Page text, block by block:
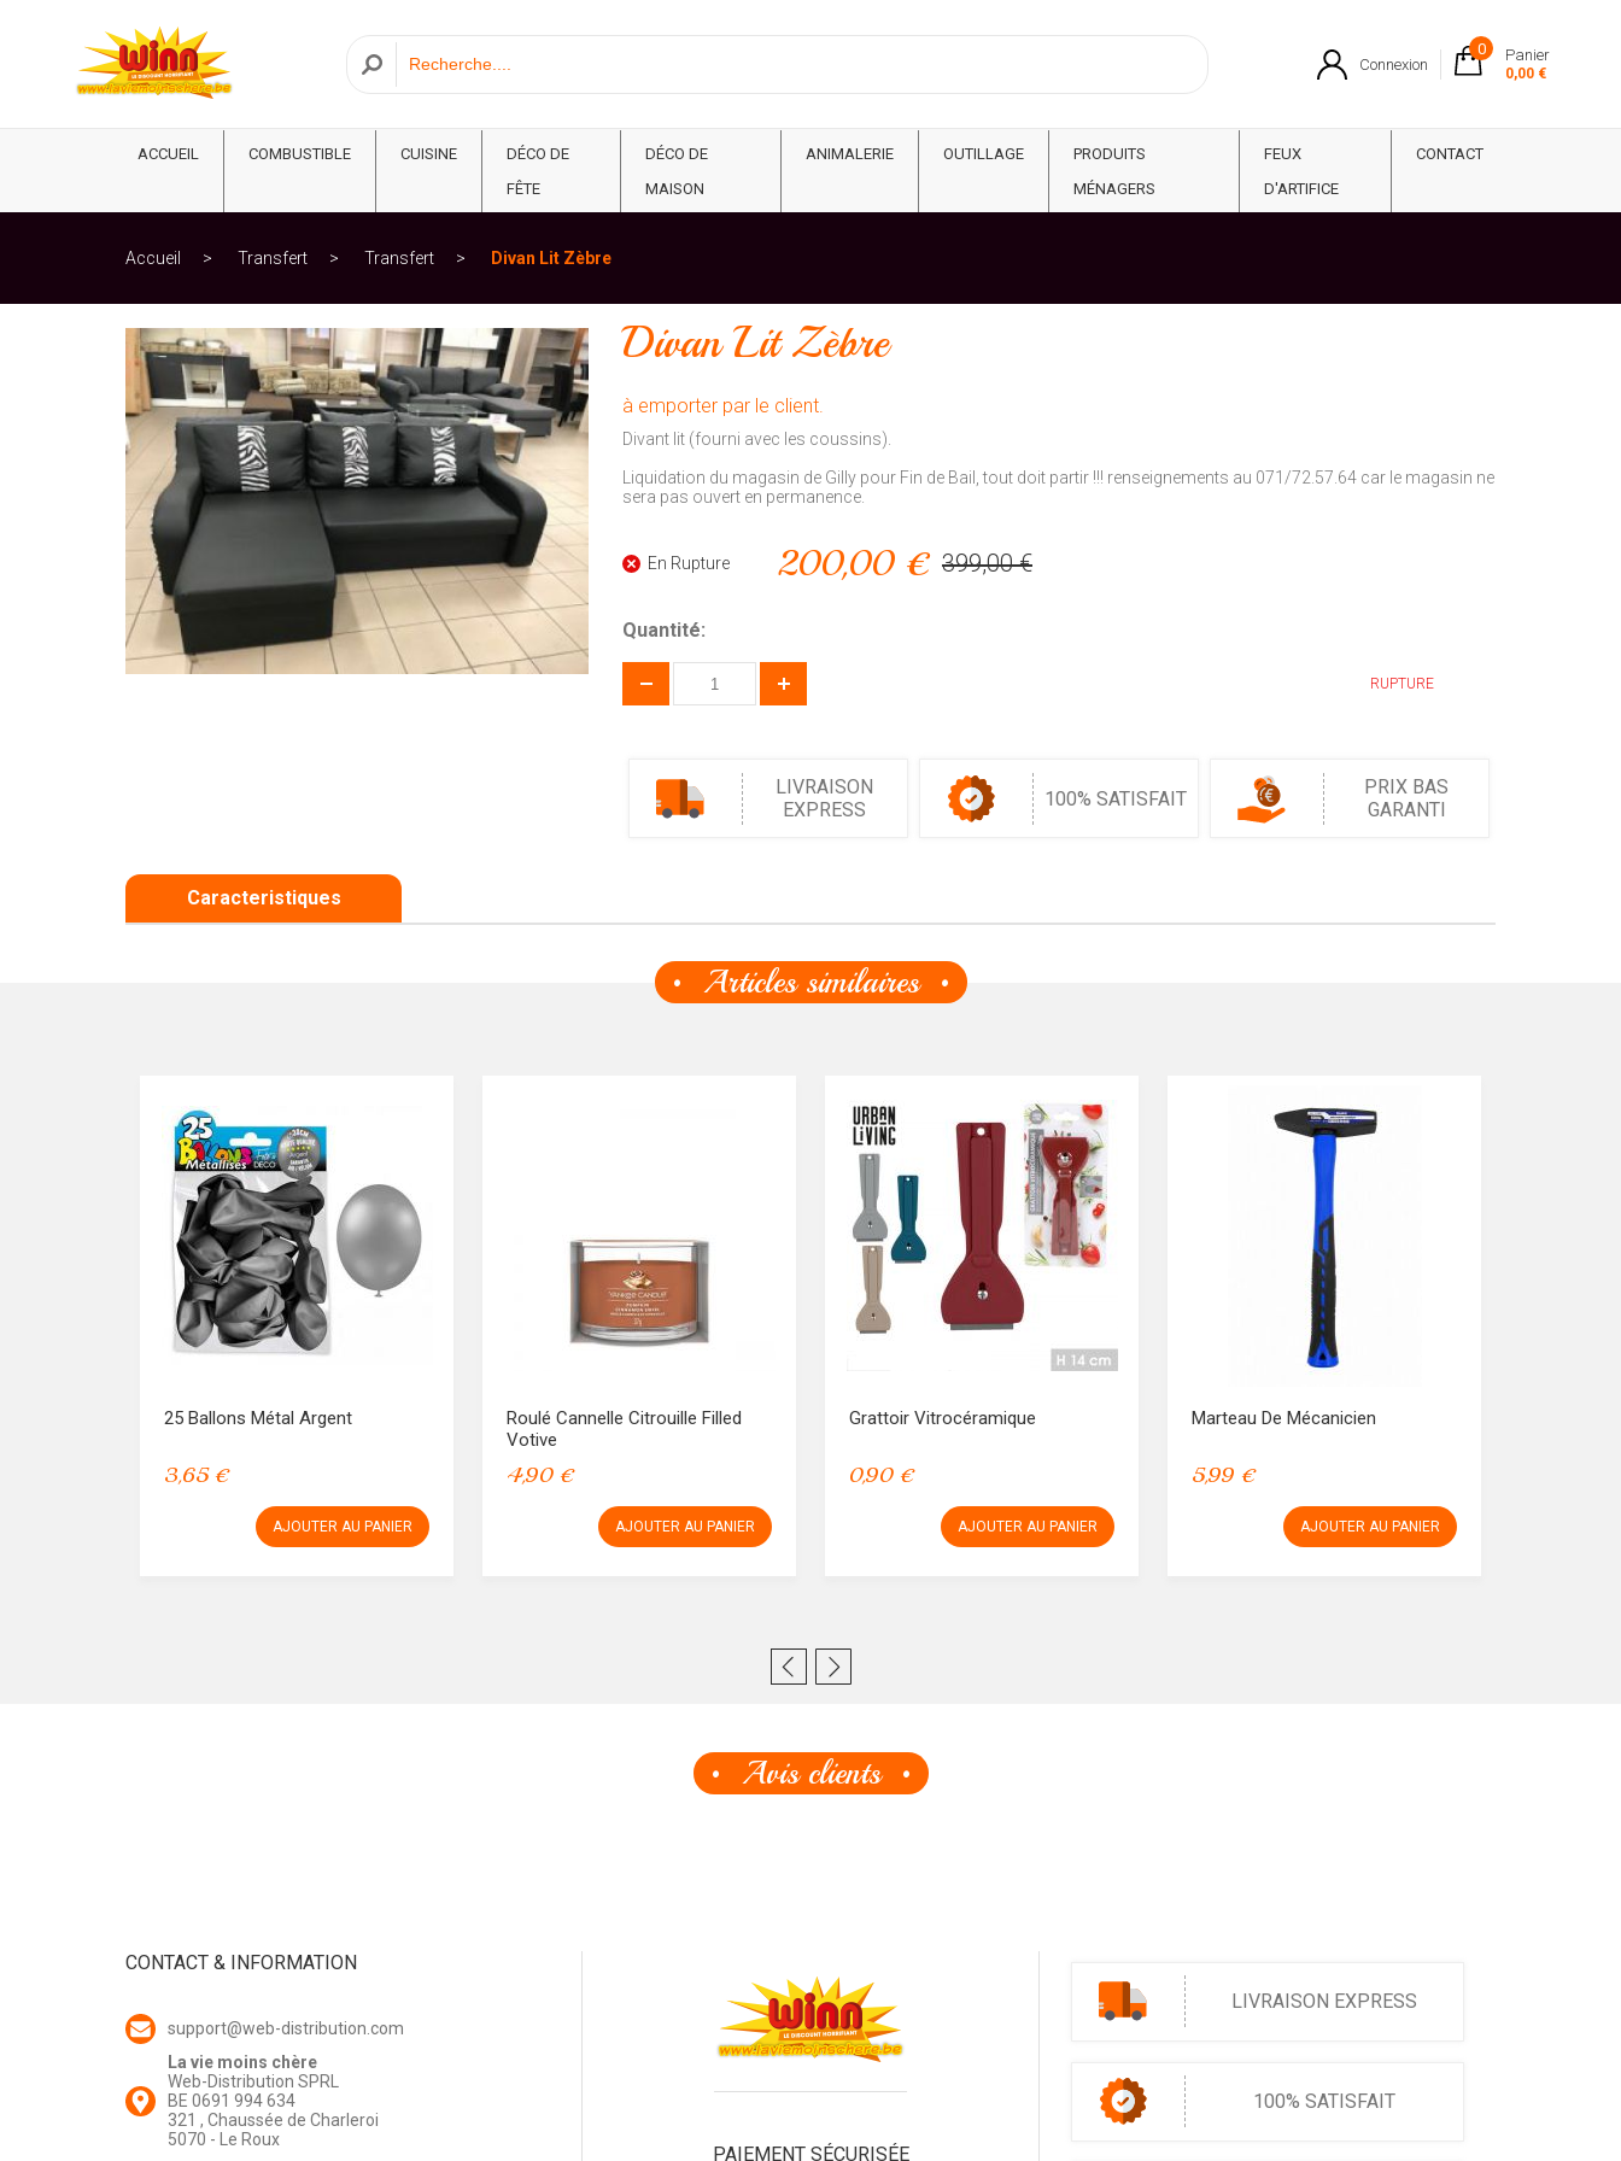
Connexion
0 Panier
0,00 €
ACCUEIL COMBUSTIBLE CUISINE
DÉCO DE
FÊTE
DÉCO DE
MAISON
ANIMALERIE OUTILLAGE
PRODUITS
MÉNAGERS
FEUX
D'ARTIFICE
CONTACT
Accueil Transfert Transfert Divan Lit Zèbre
Divan Lit Zèbre
à emporter par le client.
Divant lit (fourni avec les coussins).
Liquidation du magasin de Gilly pour Fin de Bail, tout doit partir !!! renseignements au 071/72.57.64 car le magasin ne
sera pas ouvert en permanence.
En Rupture 200,00 € 399,00 €
Quantité:
RUPTURE
LIVRAISON
EXPRESS
100% SATISFAIT
PRIX BAS
GARANTI
Caracteristiques
Articles similaires
25 Ballons Métal Argent
3,65 €
AJOUTER AU PANIER
Roulé Cannelle Citrouille Filled
Votive
4,90 €
AJOUTER AU PANIER
Grattoir Vitrocéramique
0,90 €
AJOUTER AU PANIER
Marteau De Mécanicien
5,99 €
AJOUTER AU PANIER
Avis clients
CONTACT & INFORMATION
support@web-distribution.com
La vie moins chère
Web-Distribution SPRL
BE 0691 994 634
321 , Chaussée de Charleroi
5070 - Le Roux
PAIEMENT SÉCURISÉE
LIVRAISON EXPRESS
100% SATISFAIT